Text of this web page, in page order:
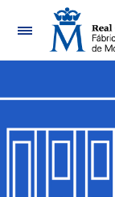
Mostrar/